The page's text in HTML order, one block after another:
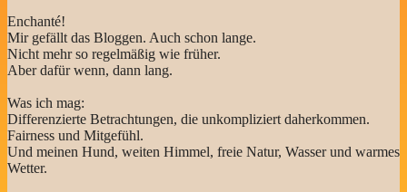
Enchanté!
Mir gefällt das Bloggen. Auch schon lange.
Nicht mehr so regelmäßig wie früher.
Aber dafür wenn, dann lang.
Was ich mag:
Differenzierte Betrachtungen, die unkompliziert daherkommen.
Fairness und Mitgefühl.
Und meinen Hund, weiten Himmel, freie Natur, Wasser und warmes
Wetter.